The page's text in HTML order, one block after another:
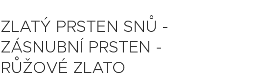
ZLATÝ PRSTEN SNŮ -
ZÁSNUBNÍ PRSTEN -
RŮŽOVÉ ZLATO